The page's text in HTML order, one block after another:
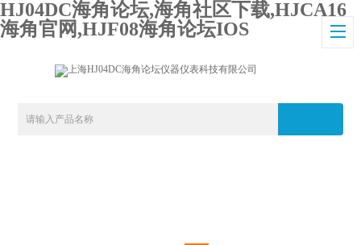
HJ04DC海角论坛,海角社区下载,HJCA16
海角官网,HJF08海角论坛IOS